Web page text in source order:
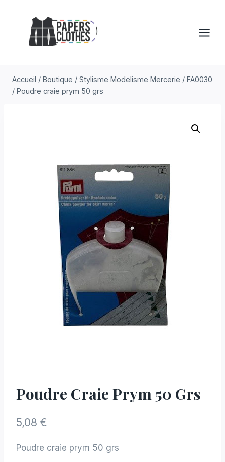
contenu
Accueil / Boutique / Stylisme Modelisme Mercerie / FA0030
/ Poudre craie prym 50 grs
Poudre Craie Prym 50 Grs
5,08 €
Poudre craie prym 50 grs